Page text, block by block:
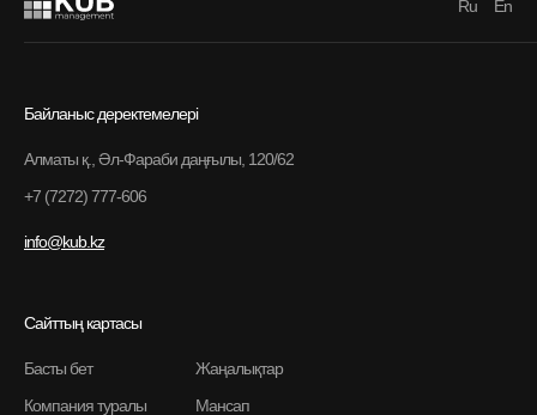
Ru En
Жаңалықтар
Мансап
Байланыс деректемелері
Алматы қ., Әл-Фараби даңғылы, 120/62
+7 (7272) 777-606
info@kub.kz
Сайттың картасы
Басты бет
Компания туралы